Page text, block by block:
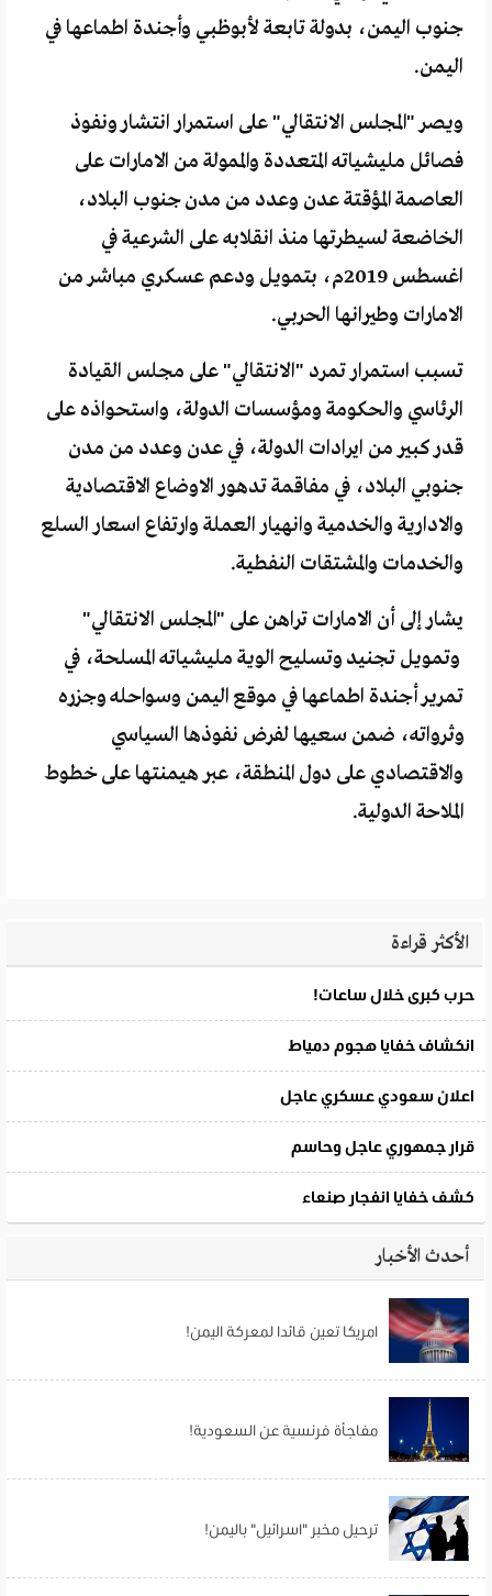
جنوب اليمن، بدولة تابعة لأبوظبي وأجندة اطماعها في
اليمن.
ويصر "المجلس الانتقالي" على استمرار انتشار ونفوذ
فصائل مليشياته المتعددة والممولة من الامارات على
العاصمة المؤقتة عدن وعدد من مدن جنوب البلاد،
الخاضعة لسيطرتها منذ انقلابه على الشرعية في
اغسطس 2019م، بتمويل ودعم عسكري مباشر من
الامارات وطيرانها الحربي.
تسبب استمرار تمرد "الانتقالي" على مجلس القيادة
الرئاسي والحكومة ومؤسسات الدولة، واستحواذه على
قدر كبير من ايرادات الدولة، في عدن وعدد من مدن
جنوبي البلاد، في مفاقمة تدهور الاوضاع الاقتصادية
والادارية والخدمية وانهيار العملة وارتفاع اسعار السلع
والخدمات والمشتقات النفطية.
يشار إلى أن الامارات تراهن على "المجلس الانتقالي"
وتمويل تجنيد وتسليح الوية مليشياته المسلحة، في
تمرير أجندة اطماعها في موقع اليمن وسواحله وجزره
وثرواته، ضمن سعيها لفرض نفوذها السياسي
والاقتصادي على دول المنطقة، عبر هيمنتها على خطوط
الملاحة الدولية.
الأكثر قراءة
أحدث الأخبار
امريكا تعين قائدا لمعركة اليمن!
مفاجأة فرنسية عن السعودية!
ترحيل مخبر "اسرائيل" باليمن!